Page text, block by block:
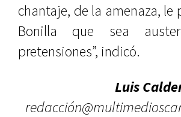
chantaje, de la amenaza, le
Bonilla que sea
pretensiones”, indicó.
Luis